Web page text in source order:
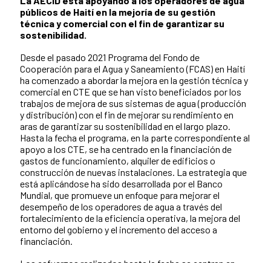
públicos de Haití en la mejoría de su gestión
técnica y comercial con el fin de garantizar su
sostenibilidad.
Desde el pasado 2021 Programa del Fondo de
Cooperación para el Agua y Saneamiento (FCAS) en Haití
ha comenzado a abordar la mejora en la gestión técnica y
comercial en CTE que se han visto beneficiados por los
trabajos de mejora de sus sistemas de agua (producción
y distribución) con el fin de mejorar su rendimiento en
aras de garantizar su sostenibilidad en el largo plazo.
Hasta la fecha el programa, en la parte correspondiente al
apoyo a los CTE, se ha centrado en la financiación de
gastos de funcionamiento, alquiler de edificios o
construcción de nuevas instalaciones. La estrategia que
está aplicándose ha sido desarrollada por el Banco
Mundial, que promueve un enfoque para mejorar el
desempeño de los operadores de agua a través del
fortalecimiento de la eficiencia operativa, la mejora del
entorno del gobierno y el incremento del acceso a
financiación.